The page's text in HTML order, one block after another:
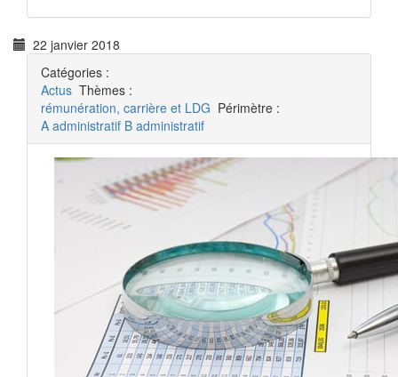
22 janvier 2018
Catégories :
Actus Thèmes :
rémunération, carrière et LDG Périmètre :
A administratif B administratif